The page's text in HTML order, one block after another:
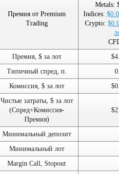
Премия от Premium
Trading
Metals:
Indices:
Crypto:
Премия, $ за лот
Типичный спред, п.
Комиссия, $ за лот
Чистые затраты, $ за лот
(Спред+Комиссия-
Премия)
Минимальный депозит
Минимальный лот
Margin Call, Stopout